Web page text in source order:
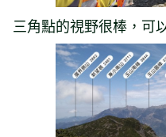
三角點的視野很棒，可